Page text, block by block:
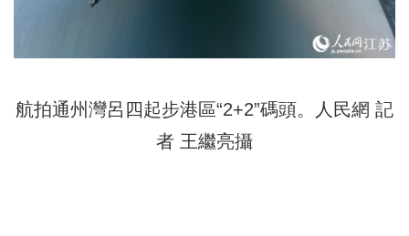
航拍通州灣呂四起步港區“2+2”碼頭。人民網 記
者 王繼亮攝